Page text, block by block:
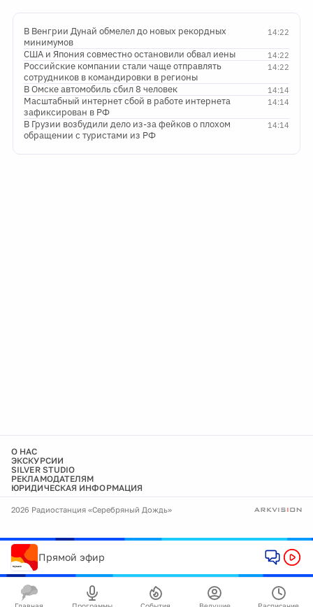
14:22
В Венгрии Дунай обмелел до новых рекордных
минимумов
14:22
США и Япония совместно остановили обвал иены
14:22
Российские компании стали чаще отправлять
сотрудников в командировки в регионы
14:14
В Омске автомобиль сбил 8 человек
14:14
Масштабный интернет сбой в работе интернета
зафиксирован в РФ
14:14
В Грузии возбудили дело из-за фейков о плохом
обращении с туристами из РФ
О НАС
ЭКСКУРСИИ
SILVER STUDIO
РЕКЛАМОДАТЕЛЯМ
ЮРИДИЧЕСКАЯ ИНФОРМАЦИЯ
2026 Радиостанция «Серебряный Дождь»
Прямой эфир
Главная Программы События Ведущие Расписание